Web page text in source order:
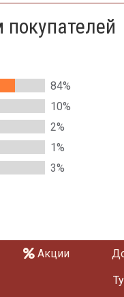
84%
10%
2%
1%
3%
Акции